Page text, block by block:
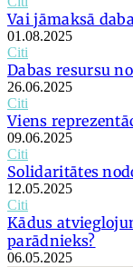
Vai jāmaksā
01.08.2025
Citi
Dabas resursu
26.06.2025
Citi
Viens
09.06.2025
Citi
Solidaritātes
12.05.2025
Citi
Kādus
parādnieks?
06.05.2025